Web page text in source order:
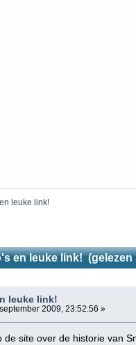
leuke link!
en leuke link! (gelezen
leuke link!
2009, 23:52:56 »
de site over de historie van